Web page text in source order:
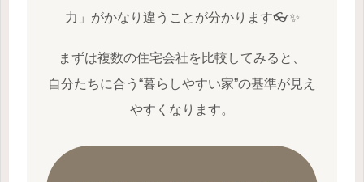
力」がかなり違うことが分かります👓✨
まずは複数の住宅会社を比較してみると、
自分たちに合う“暮らしやすい家”の基準が見え
やすくなります。